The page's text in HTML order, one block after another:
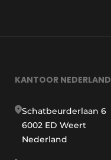
KANTOOR NEDERLAND
Schatbeurderlaan 6
6002 ED Weert
Nederland